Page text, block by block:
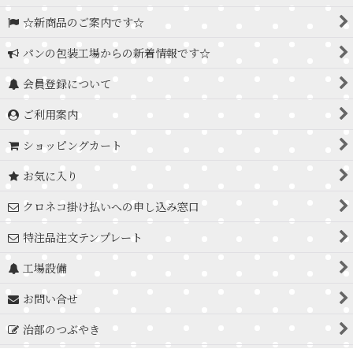
☆新商品のご案内です☆
パンの包装工場からの新着情報です☆
会員登録について
ご利用案内
ショッピングカート
お気に入り
クロネコ掛け払いへの申し込み窓口
特注品注文テンプレート
工場設備
お問い合せ
治部のつぶやき